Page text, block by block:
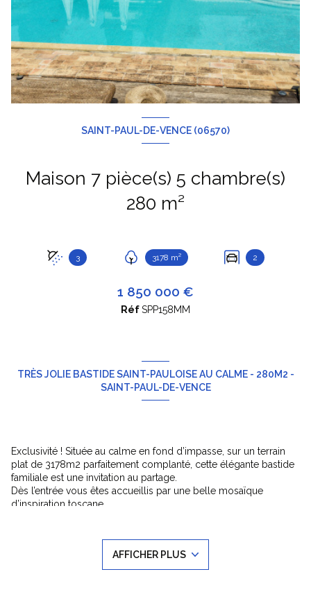
SAINT-PAUL-DE-VENCE (06570)
Maison 7 pièce(s) 5 chambre(s)
280 m²
3 3178 m² 2
1 850 000 €
RéfSPP158MM
TRÈS JOLIE BASTIDE SAINT-PAULOISE AU CALME - 280M2 -
SAINT-PAUL-DE-VENCE
Exclusivité ! Située au calme en fond d’impasse, sur un terrain
plat de 3178m2 parfaitement complanté, cette élégante bastide
familiale est une invitation au partage.
Dès l’entrée vous êtes accueillis par une belle mosaïque
d’inspiration toscane.
piscine, espace dinatoire avec plafond cathédrale et coin
cheminée. Une lumineuse cuisine américaine parfaitement
AFFICHER PLUS